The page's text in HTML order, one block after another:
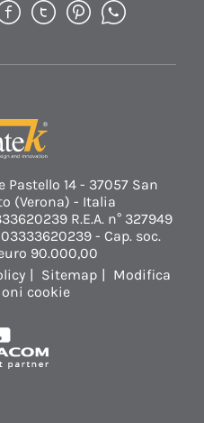
Pastello 14 - 37057 San
(Verona) - Italia
R.E.A. n° 327949
- Cap. soc.
90.000,00
Sitemap
Modifica
cookie